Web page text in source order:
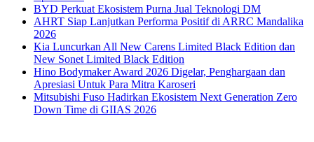
BYD Perkuat Ekosistem Purna Jual Teknologi DM
AHRT Siap Lanjutkan Performa Positif di ARRC Mandalika
2026
Kia Luncurkan All New Carens Limited Black Edition dan
New Sonet Limited Black Edition
Hino Bodymaker Award 2026 Digelar, Penghargaan dan
Apresiasi Untuk Para Mitra Karoseri
Mitsubishi Fuso Hadirkan Ekosistem Next Generation Zero
Down Time di GIIAS 2026